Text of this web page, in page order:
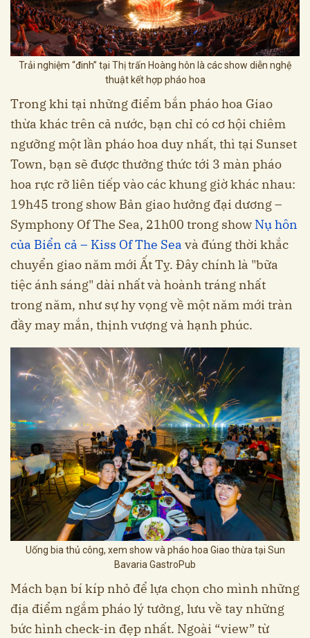
Trải nghiệm “đinh” tại Thị trấn Hoàng hôn là các show diễn nghệ
thuật kết hợp pháo hoa
Trong khi tại những điểm bắn pháo hoa Giao
thừa khác trên cả nước, bạn chỉ có cơ hội chiêm
ngưỡng một lần pháo hoa duy nhất, thì tại Sunset
Town, bạn sẽ được thưởng thức tới 3 màn pháo
hoa rực rỡ liên tiếp vào các khung giờ khác nhau:
19h45 trong show Bản giao hưởng đại dương –
Symphony Of The Sea, 21h00 trong show Nụ hôn
của Biển cả – Kiss Of The Sea và đúng thời khắc
chuyển giao năm mới Ất Tỵ. Đây chính là "bữa
tiệc ánh sáng" dài nhất và hoành tráng nhất
trong năm, như sự hy vọng về một năm mới tràn
đầy may mắn, thịnh vượng và hạnh phúc.
Uống bia thủ công, xem show và pháo hoa Giao thừa tại Sun
Bavaria GastroPub
Mách bạn bí kíp nhỏ để lựa chọn cho mình những
địa điểm ngắm pháo lý tưởng, lưu về tay những
bức hình check-in đẹp nhất. Ngoài “view” từ